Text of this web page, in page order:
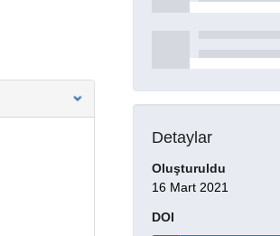
Detaylar
Oluşturuldu
16 Mart 2021
DOI